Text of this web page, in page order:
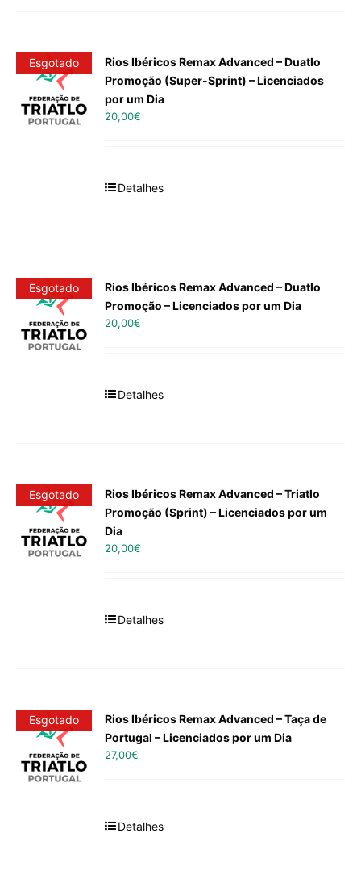
Esgotado
Rios Ibéricos Remax Advanced – Duatlo
Promoção (Super-Sprint) – Licenciados
por um Dia
20,00€
Detalhes
Esgotado
Rios Ibéricos Remax Advanced – Duatlo
Promoção – Licenciados por um Dia
20,00€
Detalhes
Esgotado
Rios Ibéricos Remax Advanced – Triatlo
Promoção (Sprint) – Licenciados por um
Dia
20,00€
Detalhes
Esgotado
Rios Ibéricos Remax Advanced – Taça de
Portugal – Licenciados por um Dia
27,00€
Detalhes